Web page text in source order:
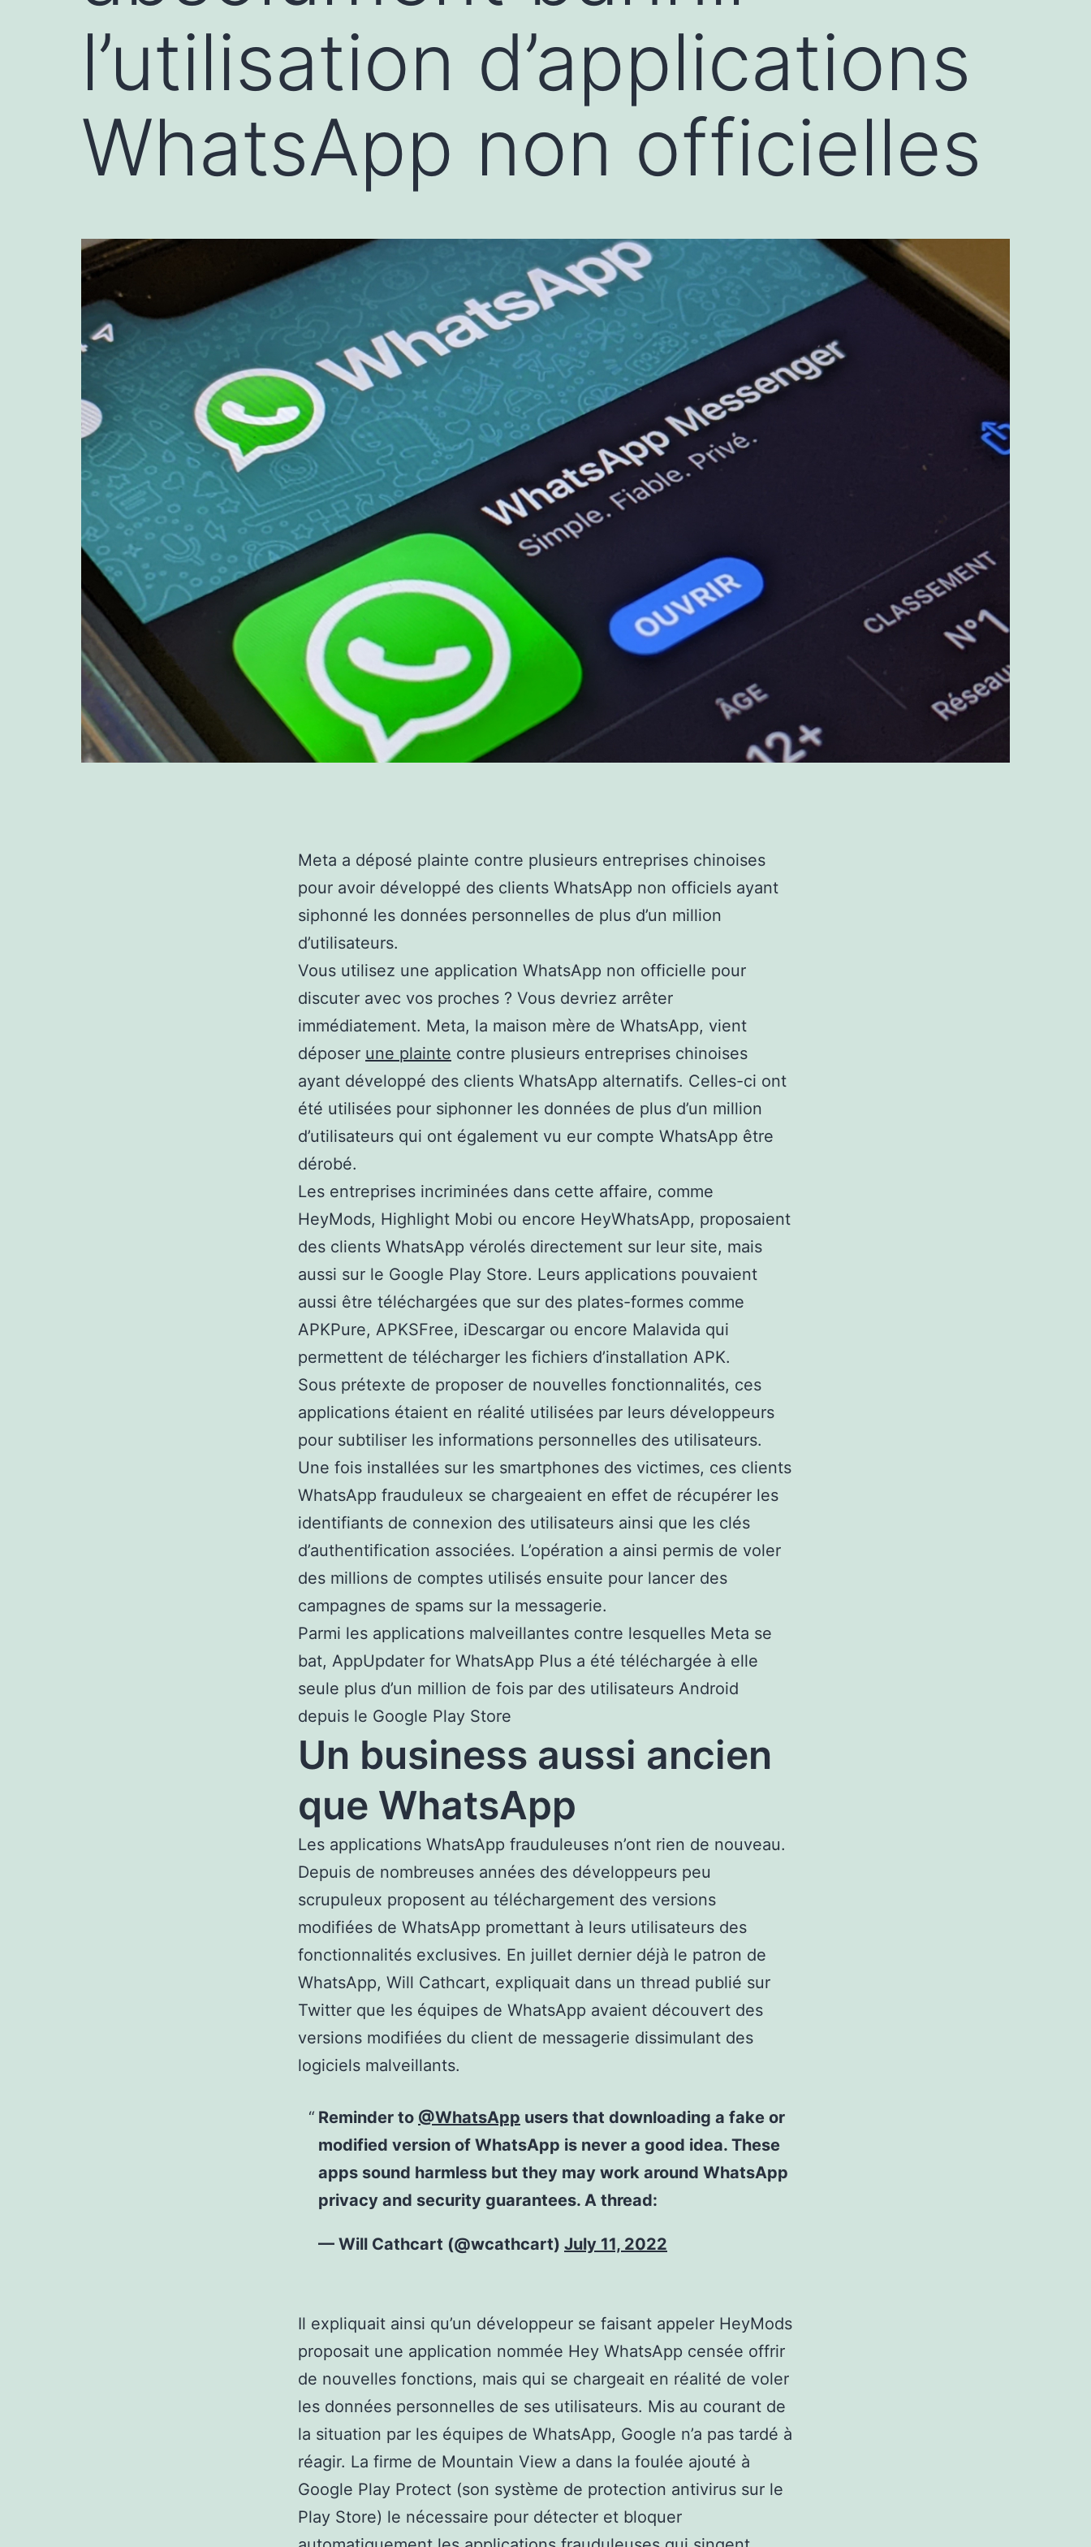
l’utilisation d’applications
WhatsApp non officielles
Meta a déposé plainte contre plusieurs entreprises chinoises
pour avoir développé des clients WhatsApp non officiels ayant
siphonné les données personnelles de plus d’un million
d’utilisateurs.
Vous utilisez une application WhatsApp non officielle pour
discuter avec vos proches ? Vous devriez arrêter
immédiatement. Meta, la maison mère de WhatsApp, vient
déposer une plainte contre plusieurs entreprises chinoises
ayant développé des clients WhatsApp alternatifs. Celles-ci ont
été utilisées pour siphonner les données de plus d’un million
d’utilisateurs qui ont également vu eur compte WhatsApp être
dérobé.
Les entreprises incriminées dans cette affaire, comme
HeyMods, Highlight Mobi ou encore HeyWhatsApp, proposaient
des clients WhatsApp vérolés directement sur leur site, mais
aussi sur le Google Play Store. Leurs applications pouvaient
aussi être téléchargées que sur des plates-formes comme
APKPure, APKSFree, iDescargar ou encore Malavida qui
permettent de télécharger les fichiers d’installation APK.
Sous prétexte de proposer de nouvelles fonctionnalités, ces
applications étaient en réalité utilisées par leurs développeurs
pour subtiliser les informations personnelles des utilisateurs.
Une fois installées sur les smartphones des victimes, ces clients
WhatsApp frauduleux se chargeaient en effet de récupérer les
identifiants de connexion des utilisateurs ainsi que les clés
d’authentification associées. L’opération a ainsi permis de voler
des millions de comptes utilisés ensuite pour lancer des
campagnes de spams sur la messagerie.
Parmi les applications malveillantes contre lesquelles Meta se
bat, AppUpdater for WhatsApp Plus a été téléchargée à elle
seule plus d’un million de fois par des utilisateurs Android
depuis le Google Play Store
Un business aussi ancien
que WhatsApp
Les applications WhatsApp frauduleuses n’ont rien de nouveau.
Depuis de nombreuses années des développeurs peu
scrupuleux proposent au téléchargement des versions
modifiées de WhatsApp promettant à leurs utilisateurs des
fonctionnalités exclusives. En juillet dernier déjà le patron de
WhatsApp, Will Cathcart, expliquait dans un thread publié sur
Twitter que les équipes de WhatsApp avaient découvert des
versions modifiées du client de messagerie dissimulant des
logiciels malveillants.
Reminder to @WhatsApp users that downloading a fake or
modified version of WhatsApp is never a good idea. These
apps sound harmless but they may work around WhatsApp
privacy and security guarantees. A thread:
— Will Cathcart (@wcathcart) July 11, 2022
Il expliquait ainsi qu’un développeur se faisant appeler HeyMods
proposait une application nommée Hey WhatsApp censée offrir
de nouvelles fonctions, mais qui se chargeait en réalité de voler
les données personnelles de ses utilisateurs. Mis au courant de
la situation par les équipes de WhatsApp, Google n’a pas tardé à
réagir. La firme de Mountain View a dans la foulée ajouté à
Google Play Protect (son système de protection antivirus sur le
Play Store) le nécessaire pour détecter et bloquer